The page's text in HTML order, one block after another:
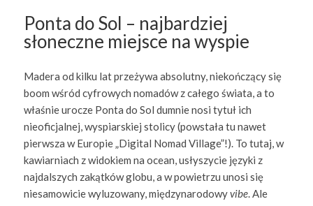
Ponta do Sol – najbardziej
słoneczne miejsce na wyspie
Madera od kilku lat przeżywa absolutny, niekończący się
boom wśród cyfrowych nomadów z całego świata, a to
właśnie urocze Ponta do Sol dumnie nosi tytuł ich
nieoficjalnej, wyspiarskiej stolicy (powstała tu nawet
pierwsza w Europie „Digital Nomad Village”!). To tutaj, w
kawiarniach z widokiem na ocean, usłyszycie języki z
najdalszych zakątków globu, a w powietrzu unosi się
niesamowicie wyluzowany, międzynarodowyvibe. Ale